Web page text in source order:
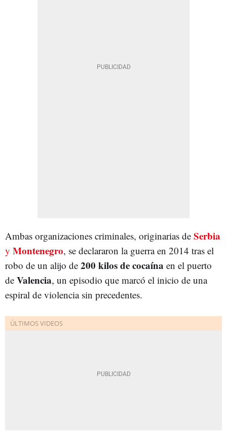
Ambas organizaciones criminales, originarias de Serbia
y Montenegro, se declararon la guerra en 2014 tras el
robo de un alijo de 200 kilos de cocaína en el puerto
de Valencia, un episodio que marcó el inicio de una
espiral de violencia sin precedentes.